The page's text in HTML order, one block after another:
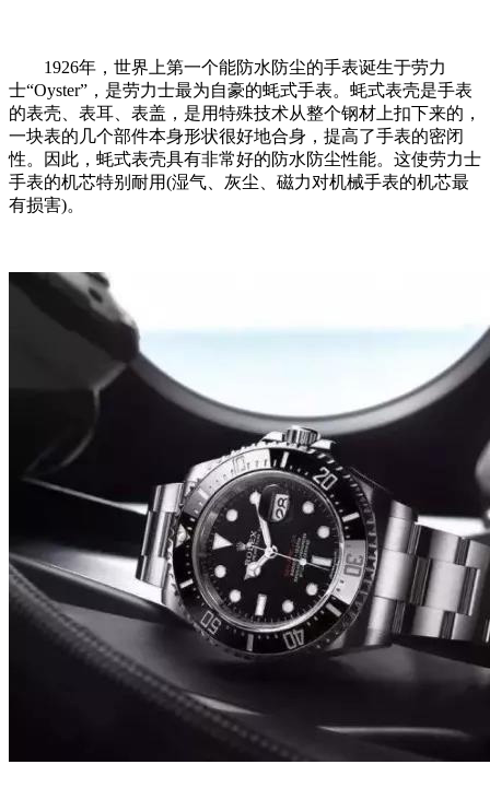
1926年，世界上第一个能防水防尘的手表诞生于劳力
士“Oyster”，是劳力士最为自豪的蚝式手表。蚝式表壳是手表
的表壳、表耳、表盖，是用特殊技术从整个钢材上扣下来的，
一块表的几个部件本身形状很好地合身，提高了手表的密闭
性。因此，蚝式表壳具有非常好的防水防尘性能。这使劳力士
手表的机芯特别耐用(湿气、灰尘、磁力对机械手表的机芯最
有损害)。